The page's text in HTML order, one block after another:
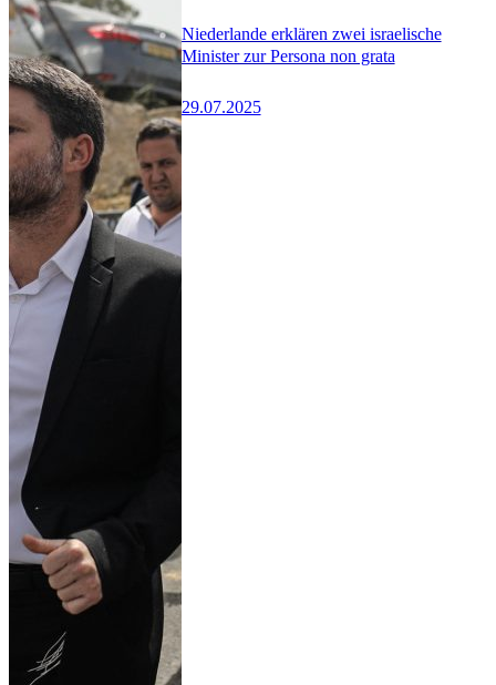
Niederlande erklären zwei israelische
Minister zur Persona non grata
29.07.2025